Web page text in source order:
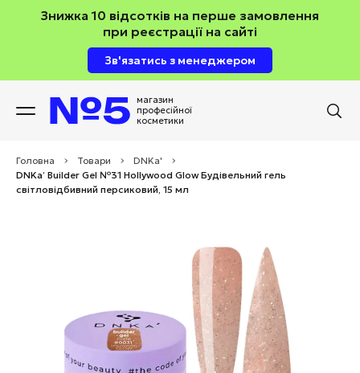
Знижка 10 відсотків на перше замовлення
при реєстрації на сайті
Зв'язатись з менеджером
магазин
професійної
косметики
Головна > Товари > DNKa'
>
DNKa’ Builder Gel №31 Hollywood Glow Будівельний гель
світловідбивний персиковий, 15 мл